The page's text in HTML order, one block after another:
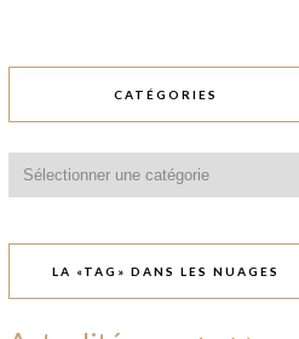
CATÉGORIES
LA «TAG» DANS LES NUAGES